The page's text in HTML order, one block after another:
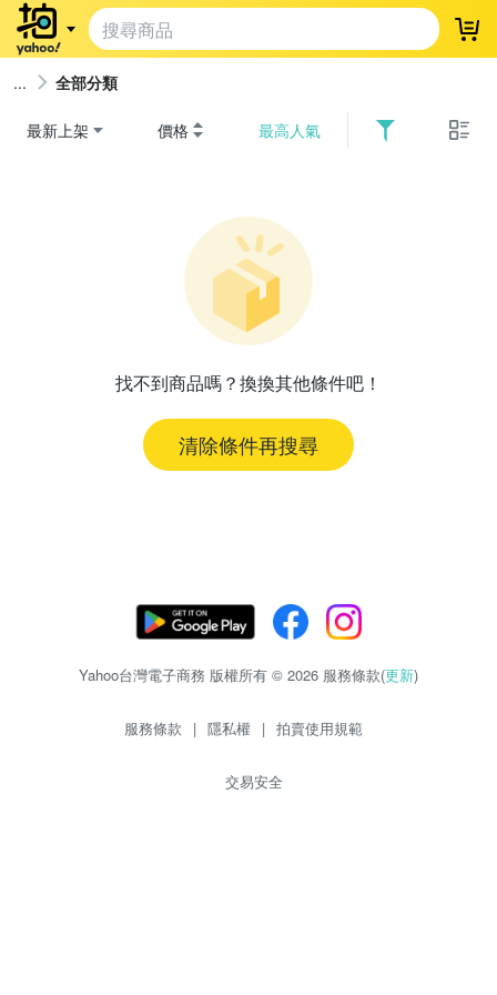
登
全部分類
最新上架 價格 最高人氣
找不到商品嗎？換換其他條件吧！
清除條件再搜尋
Yahoo台灣電子商務 版權所有 © 2026 服務條款(更新)
服務條款 | 隱私權 | 拍賣使用規範
交易安全